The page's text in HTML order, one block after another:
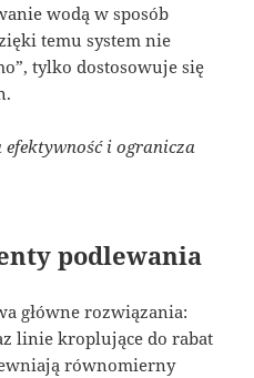
wodą w sposób
temu system nie
tylko dostosowuje się
i ogranicza
podlewania
główne rozwiązania:
linie kroplujące do rabat
równomierny